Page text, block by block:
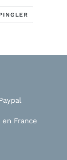
France